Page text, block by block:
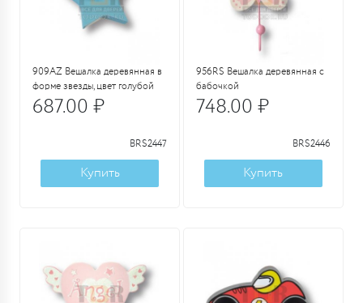
909AZ Вешалка деревянная в
форме звезды, цвет голубой
687.00 ₽
BRS2447
Купить
956RS Вешалка деревянная с
бабочкой
748.00 ₽
BRS2446
Купить